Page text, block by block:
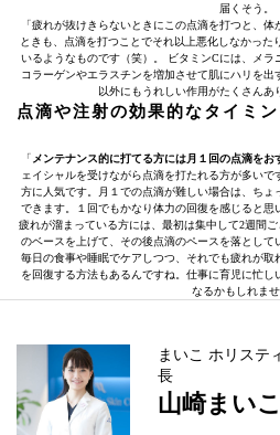
届くそう。
「疲れが抜けきらないときにこの点滴を打つと、
ときも、点滴を打つことでそれ以上悪化しなかっ
いるようなものです（笑）。 ビタミンCには、メラ
コラーゲンやエラスチンを増加させて肌にハリを
以外にもうれしい作用がたくさんあ
点滴や注射の効果的なタイミ
「 メンテナンス的に打てる方には月１回の点滴をお
ェイシャルを受けながら点滴を打たれる方が多い
方に人気です。月１での点滴が難しい場合は、ち
できます。１回でもかなり体力の回復を感じると
疲れが溜まっている方には、最初は集中して2週間
のベースを上げて、その後点滴のペースを落として
毎日の食事や睡眠でケアしつつ、それでも疲れが
を回復する方法もあるんですね。仕事に育児に忙
なるかもしれませ
まいこ ホリステ
長
山崎まいこ